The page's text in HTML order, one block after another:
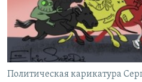
ПОБЕДИТЕЛЕЙ НЕ СУДЯТ?
КРЫМ.НЕПОКОРЕННЫЙ
ELIFBE
УКРАИНСКАЯ ПРОБЛЕМА КРЫМА
ПРИСОЕДИНЯЙТЕСЬ!
Политическая карикатура